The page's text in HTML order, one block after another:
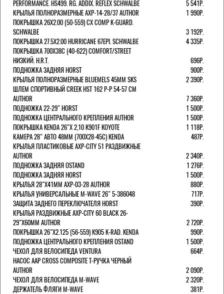
PERFORMANCE. HS499. RG. ADDIX. REFLEX SCHWALBE
5 541Р.
КРЫЛЬЯ ПОЛНОРАЗМЕРНЫЕ AXP-14-28/37 AUTHOR
1 990Р.
ПОКРЫШКА 26X2.00 (50-559) CX COMP K-GUARD.
SCHWALBE
3 192Р.
ПОКРЫШКА 27.5X2.00 HURRICANE 67EPI. SCHWALBE
4 335Р.
ПОКРЫШКА 700X38С (40-622) COMFORT/STREET
НИЗКИЙ. H.R.T.
696Р.
ПОДНОЖКА ЗАДНЯЯ HORST
900Р.
КРЫЛЬЯ ПОЛНОРАЗМЕРНЫЕ BLUEMELS 45MM SKS
2 390Р.
ШЛЕМ СПОРТИВНЫЙ CREEK HST 162 Р-Р 54-57 СМ
AUTHOR
7 360Р.
ПОДНОЖКА 22-29" HORST
1 500Р.
ПОДНОЖКА ЦЕНТРАЛЬНОГО КРЕПЛЕНИЯ AUTHOR
1 500Р.
ПОКРЫШКА KENDA 26"Х 2,10 K901F KOYOTE
1 118Р.
КАМЕРА 28" АВТО 48ММ (700Х28-45С) KENDA
487Р.
КРЫЛЬЯ ПЛАСТИКОВЫЕ AXP-CITY 51 РАЗДВИЖНЫЕ
AUTHOR
2 340Р.
ПОДНОЖКА ЗАДНЯЯ OSTAND
1 276Р.
ПОДНОЖКА ЗАДНЯЯ HORST
1 500Р.
КРЫЛЬЯ 28"Х41ММ AXP-03-28 AUTHOR
880Р.
КРЫЛЬЯ УНИВЕРСАЛЬНЫЕ M-WAVE 26" 5-386048
717Р.
ЗАЩИТА ЗАДНЕГО ПЕРЕКЛЮЧАТЕЛЯ HORST
390Р.
КРЫЛЬЯ РАЗДВИЖНЫЕ AXP-CITY 60 BLACK 26-
29"Х60ММ AUTHOR
2 720Р.
ПОКРЫШКА 26"Х2.125 (56-559) K905 K-RAD. KENDA
990Р.
ПОДНОЖКА ЦЕНТРАЛЬНОГО КРЕПЛЕНИЯ OSTAND
1 500Р.
ЧЕХОЛ ДЛЯ ВЕЛОСИПЕДА VENTURA
664Р.
НАСОС AAP CROSS COMPOSITE Т-РУЧКА ЧЕРНЫЙ
AUTHOR
2 090Р.
ЧЕХОЛ ДЛЯ ВЕЛОСИПЕДА M-WAVE
2 320Р.
ДЕРЖАТЕЛЬ ФЛЯГИ M-WAVE
381Р.